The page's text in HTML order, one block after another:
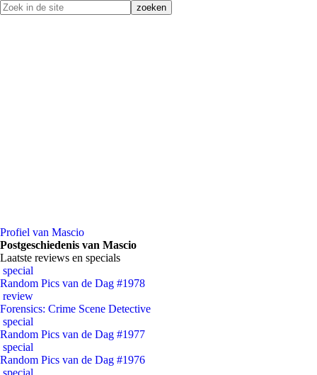
Profiel van Mascio
Postgeschiedenis van Mascio
Laatste reviews en specials
special
Random Pics van de Dag #1978
review
Forensics: Crime Scene Detective
special
Random Pics van de Dag #1977
special
Random Pics van de Dag #1976
special